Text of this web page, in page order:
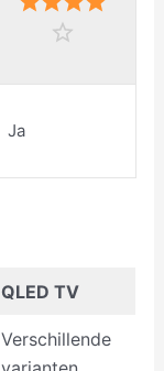
Ja
QLED TV
Verschillende